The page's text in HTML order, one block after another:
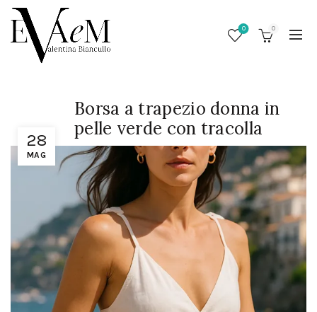
0 0
28
MAG
Borsa a trapezio donna in
pelle verde con tracolla